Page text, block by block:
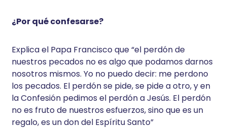
¿Por qué confesarse?
Explica el Papa Francisco que “el perdón de
nuestros pecados no es algo que podamos darnos
nosotros mismos. Yo no puedo decir: me perdono
los pecados. El perdón se pide, se pide a otro, y en
la Confesión pedimos el perdón a Jesús. El perdón
no es fruto de nuestros esfuerzos, sino que es un
regalo, es un don del Espíritu Santo”